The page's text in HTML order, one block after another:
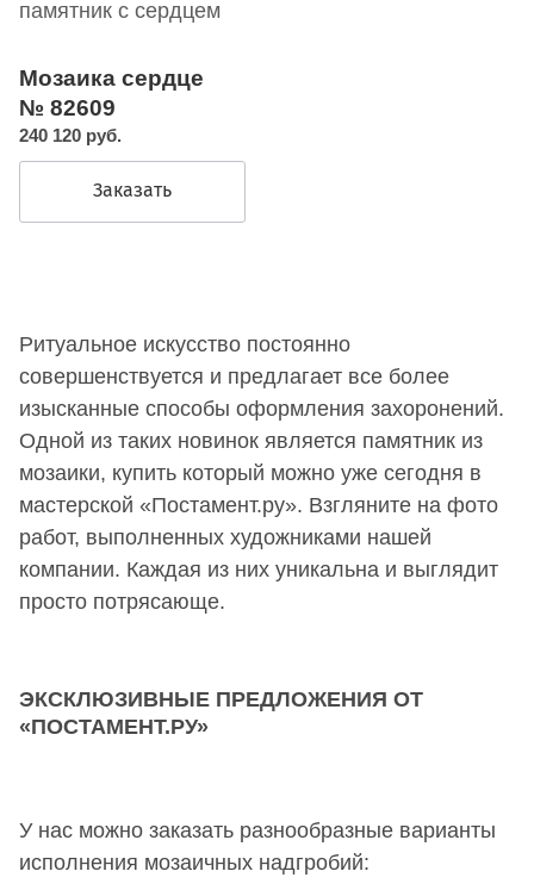
Мозаика сердце
№ 82609
240 120 руб.
Заказать
Ритуальное искусство постоянно
совершенствуется и предлагает все более
изысканные способы оформления захоронений.
Одной из таких новинок является памятник из
мозаики, купить который можно уже сегодня в
мастерской «Постамент.ру». Взгляните на фото
работ, выполненных художниками нашей
компании. Каждая из них уникальна и выглядит
просто потрясающе.
ЭКСКЛЮЗИВНЫЕ ПРЕДЛОЖЕНИЯ ОТ
«ПОСТАМЕНТ.РУ»
У нас можно заказать разнообразные варианты
исполнения мозаичных надгробий: